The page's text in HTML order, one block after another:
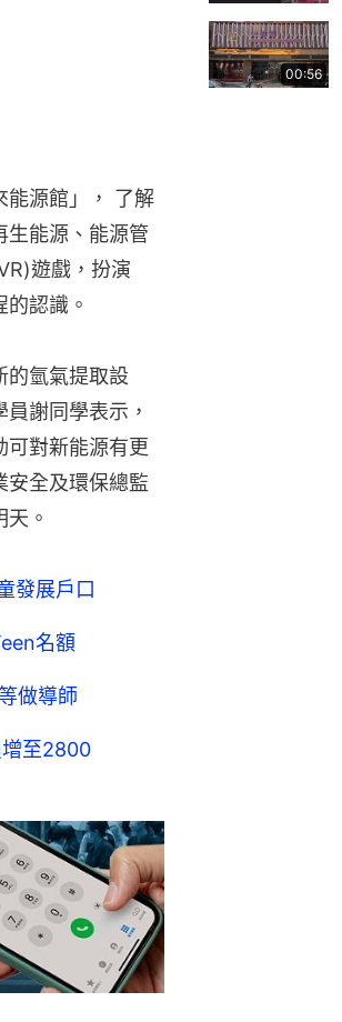
能源館」， 了解
生能源、能源管
遊戲，扮演
認識。
的氫氣提取設
謝同學表示，
可對新能源有更
安全及環保總監
。
發展戶口
名額
做導師
至2800
00:56